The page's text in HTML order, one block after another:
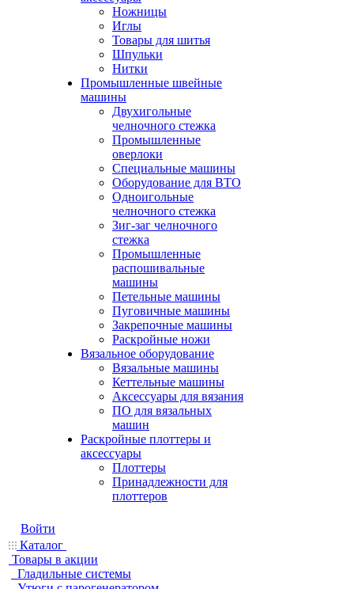
Ножницы
Иглы
Товары для шитья
Шпульки
Нитки
Промышленные швейные
машины
Двухигольные
челночного стежка
Промышленные
оверлоки
Специальные машины
Оборудование для ВТО
Одноигольные
челночного стежка
Зиг-заг челночного
стежка
Промышленные
распошивальные
машины
Петельные машины
Пуговичные машины
Закрепочные машины
Раскройные ножи
Вязальное оборудование
Вязальные машины
Кеттельные машины
Аксессуары для вязания
ПО для вязальных
машин
Раскройные плоттеры и
аксессуары
Плоттеры
Принадлежности для
плоттеров
Войти
Каталог
Товары в акции
Гладильные системы